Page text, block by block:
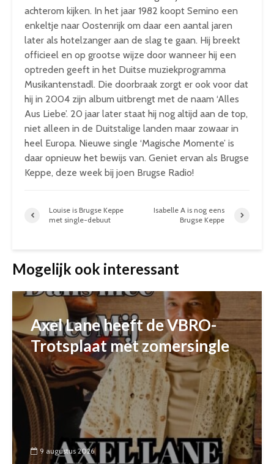
achterom kijken. In het jaar 1982 koopt Semino een
enkeltje naar Oostenrijk om daar een aantal jaren
later als hotelzanger aan de slag te gaan. Hij breekt
officieel en op grootse wijze door wanneer hij een
optreden geeft in het Duitse muziekprogramma
Musikantenstadl. Die doorbraak zorgt er ook voor dat
hij in 2004 zijn album uitbrengt met de naam ‘Alles
Aus Liebe’. 20 jaar later staat hij nog altijd aan de top,
niet alleen in de Duitstalige landen maar zowaar in
heel Europa. Nieuwe single ‘Magische Momente’ is
daar opnieuw het bewijs van. Geniet ervan als Brugse
Keppe, deze week bij joen Brugse Radio!
Louise is Brugse Keppe
met single-debuut
Isabelle A is nog eens
Brugse Keppe
Mogelijk ook interessant
Axel Lane heeft de VBRO-
Trotsplaat met zomersingle
9 augustus 2026